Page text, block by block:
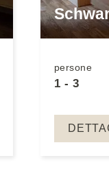
persone
1 - 3